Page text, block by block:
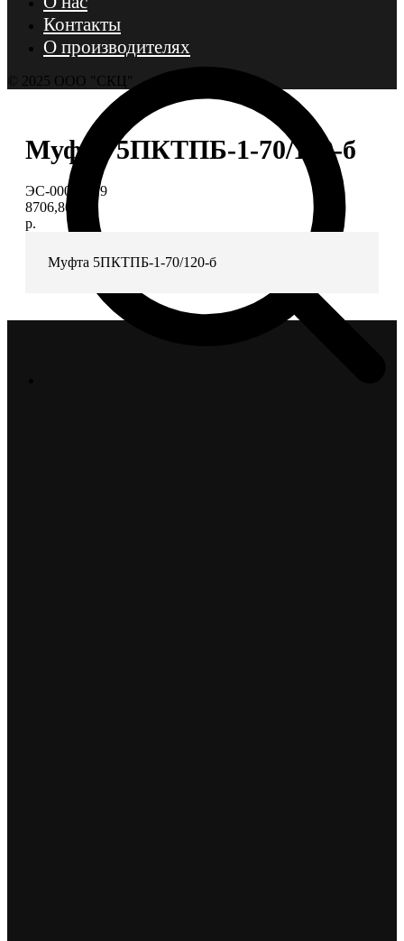
Контакты
О производителях
© 2025 ООО "СКЦ"
Муфта 5ПКТПБ-1-70/120-б
ЭС-00006919
8706,80
р.
Муфта 5ПКТПБ-1-70/120-б